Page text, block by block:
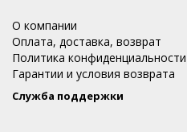
О компании
Оплата, доставка, возврат
Политика конфиденциальности
Гарантии и условия возврата
Служба поддержки